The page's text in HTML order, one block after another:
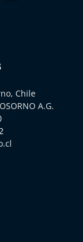
Chile
A.G.